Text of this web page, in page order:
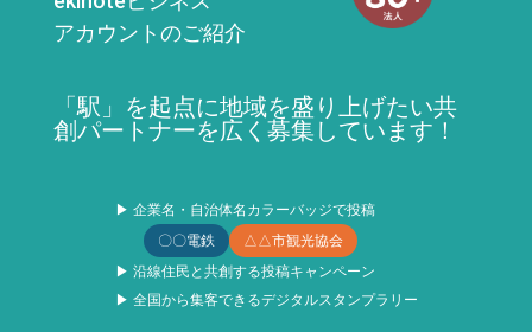
アカウントのご紹介
「駅」を起点に地域を盛り上げたい共
創パートナーを広く募集しています！
▶ 企業名・自治体名カラーバッジで投稿
〇〇電鉄
△△市観光協会
▶ 沿線住民と共創する投稿キャンペーン
▶ 全国から集客できるデジタルスタンプラリー